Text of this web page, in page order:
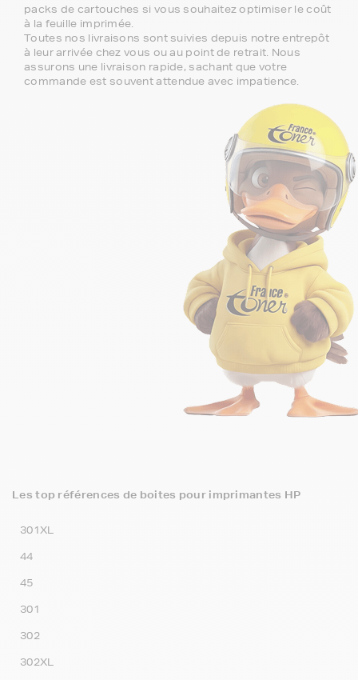
packs de cartouches si vous souhaitez optimiser le coût
à la feuille imprimée.
Toutes nos livraisons sont suivies depuis notre entrepôt
à leur arrivée chez vous ou au point de retrait. Nous
assurons une livraison rapide, sachant que votre
commande est souvent attendue avec impatience.
Les top références de boites pour imprimantes HP
301XL
44
45
301
302
302XL